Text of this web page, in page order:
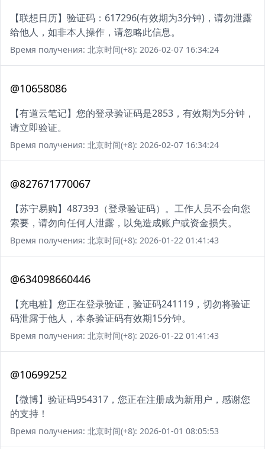
【联想日历】验证码：617296(有效期为3分钟)，请勿泄露
给他人，如非本人操作，请忽略此信息。
Время получения: 北京时间(+8): 2026-02-07 16:34:24
@10658086
【有道云笔记】您的登录验证码是2853，有效期为5分钟，
请立即验证。
Время получения: 北京时间(+8): 2026-02-07 16:34:24
@827671770067
【苏宁易购】487393（登录验证码）。工作人员不会向您
索要，请勿向任何人泄露，以免造成账户或资金损失。
Время получения: 北京时间(+8): 2026-01-22 01:41:43
@634098660446
【充电桩】您正在登录验证，验证码241119，切勿将验证
码泄露于他人，本条验证码有效期15分钟。
Время получения: 北京时间(+8): 2026-01-22 01:41:43
@10699252
【微博】验证码954317，您正在注册成为新用户，感谢您
的支持！
Время получения: 北京时间(+8): 2026-01-01 08:05:53